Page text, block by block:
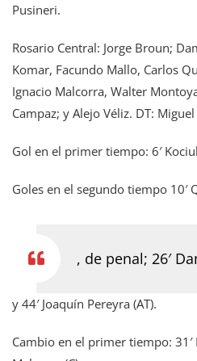
Pusineri.
Rosario Central: Jorge Broun;
Komar, Facundo Mallo, Carlos
Ignacio Malcorra, Walter
Campaz; y Alejo Véliz. DT:
Gol en el primer tiempo: 6′
Goles en el segundo tiempo 10′
, de penal; 26′
y 44′ Joaquín Pereyra (AT).
Cambio en el primer tiempo: